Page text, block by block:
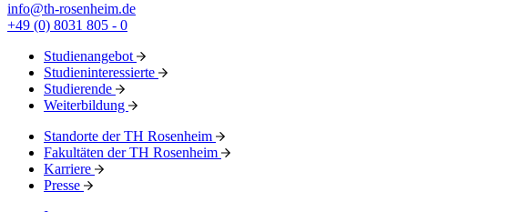
info@th-rosenheim.de
+49 (0) 8031 805 - 0
Studienangebot
Studieninteressierte
Studierende
Weiterbildung
Standorte der TH Rosenheim
Fakultäten der TH Rosenheim
Karriere
Presse